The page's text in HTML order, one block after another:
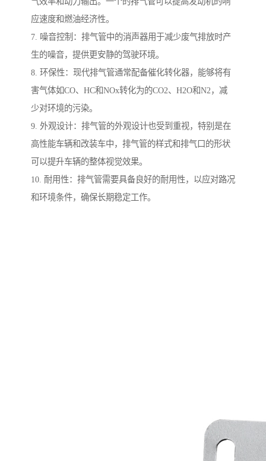
应速度和燃油经济性。
7. 噪音控制：排气管中的消声器用于减少废气排放时产
生的噪音，提供更安静的驾驶环境。
8. 环保性：现代排气管通常配备催化转化器，能够将有
害气体如CO、HC和NOx转化为的CO2、H2O和N2，减
少对环境的污染。
9. 外观设计：排气管的外观设计也受到重视，特别是在
高性能车辆和改装车中，排气管的样式和排气口的形状
可以提升车辆的整体视觉效果。
10. 耐用性：排气管需要具备良好的耐用性，以应对路况
和环境条件，确保长期稳定工作。